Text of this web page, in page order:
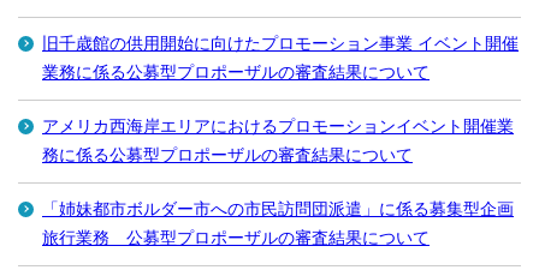
旧千歳館の供用開始に向けたプロモーション事業 イベント開催
業務に係る公募型プロポーザルの審査結果について
アメリカ西海岸エリアにおけるプロモーションイベント開催業
務に係る公募型プロポーザルの審査結果について
「姉妹都市ボルダー市への市民訪問団派遣」に係る募集型企画
旅行業務 公募型プロポーザルの審査結果について